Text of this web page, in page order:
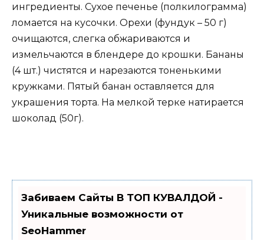
ингредиенты. Сухое печенье (полкилограмма)
ломается на кусочки. Орехи (фундук – 50 г)
очищаются, слегка обжариваются и
измельчаются в блендере до крошки. Бананы
(4 шт.) чистятся и нарезаются тоненькими
кружками. Пятый банан оставляется для
украшения торта. На мелкой терке натирается
шоколад (50г).
Забиваем Сайты В ТОП КУВАЛДОЙ -
Уникальные возможности от
SeoHammer